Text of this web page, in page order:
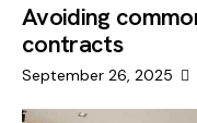
Avoiding
contracts
September 26, 2025